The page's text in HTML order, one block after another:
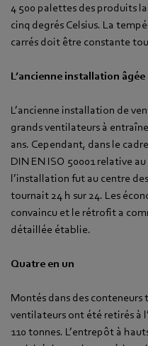
4 500 palettes des produits
cinq degrés Celsius. La
carrés doit être constante
L’ancienne installation âgée
L’ancienne installation de
grands ventilateurs à
ans. Cependant, dans le
DIN EN ISO 50001 relative
l’installation fut au centre
tournait 24 h sur 24. Les
convaincu et le rétrofit a
détaillée établie.
Quatre en un
Montés dans des conteneurs
ventilateurs ont été retirés à
110 tonnes. L’entrepôt à